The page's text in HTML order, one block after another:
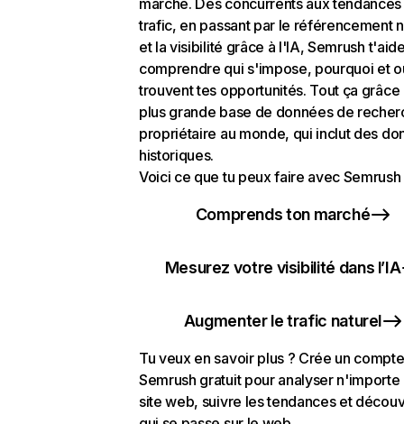
marché. Des concurrents aux
trafic, en passant par le référencement
et la visibilité grâce à l'IA, Semrush
comprendre qui s'impose, pourquoi et
trouvent tes opportunités. Tout ça grâce
plus grande base de données de
propriétaire au monde, qui inclut des
historiques.
Voici ce que tu peux faire avec Semrush
Comprends ton marché
Mesurez votre visibilité dans l’IA
Augmenter le trafic naturel
Tu veux en savoir plus ? Crée un compte
Semrush gratuit pour analyser n'importe
site web, suivre les tendances et